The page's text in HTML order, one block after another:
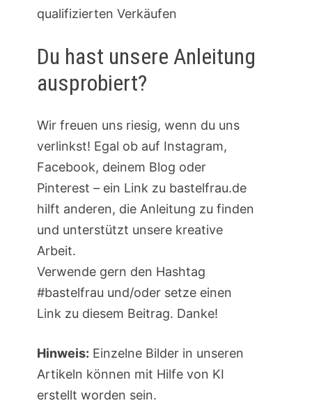
qualifizierten Verkäufen
Du hast unsere Anleitung
ausprobiert?
Wir freuen uns riesig, wenn du uns
verlinkst! Egal ob auf Instagram,
Facebook, deinem Blog oder
Pinterest – ein Link zu bastelfrau.de
hilft anderen, die Anleitung zu finden
und unterstützt unsere kreative
Arbeit.
Verwende gern den Hashtag
#bastelfrau und/oder setze einen
Link zu diesem Beitrag. Danke!
Hinweis: Einzelne Bilder in unseren
Artikeln können mit Hilfe von KI
erstellt worden sein.